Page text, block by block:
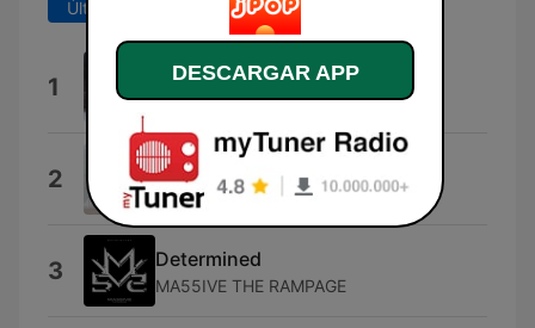
Últimos 7 días Últimos 30 días
1 ピカレスク
Kento Nakajima
2 Fire
Teshima Akito
3 Determined
MA55IVE THE RAMPAGE
DESCARGAR APP